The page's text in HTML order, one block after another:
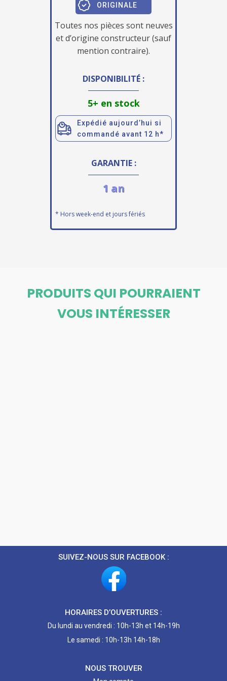
ORIGINALE
Toutes nos pièces sont neuves
et d’origine constructeur (sauf
mention contraire).
DISPONIBILITÉ :
5+ en stock
Expédié aujourd’hui si
commandé avant 12 h*
GARANTIE :
1 an
* Hors week-end et jours fériés
PRODUITS QUI POURRAIENT
VOUS INTÉRESSER
SUIVEZ-NOUS SUR FACEBOOK :
HORAIRES D’OUVERTURES :
Du lundi au vendredi : 10h-13h et 14h-19h
Le samedi : 10h-13h 14h-18h
NOUS TROUVER